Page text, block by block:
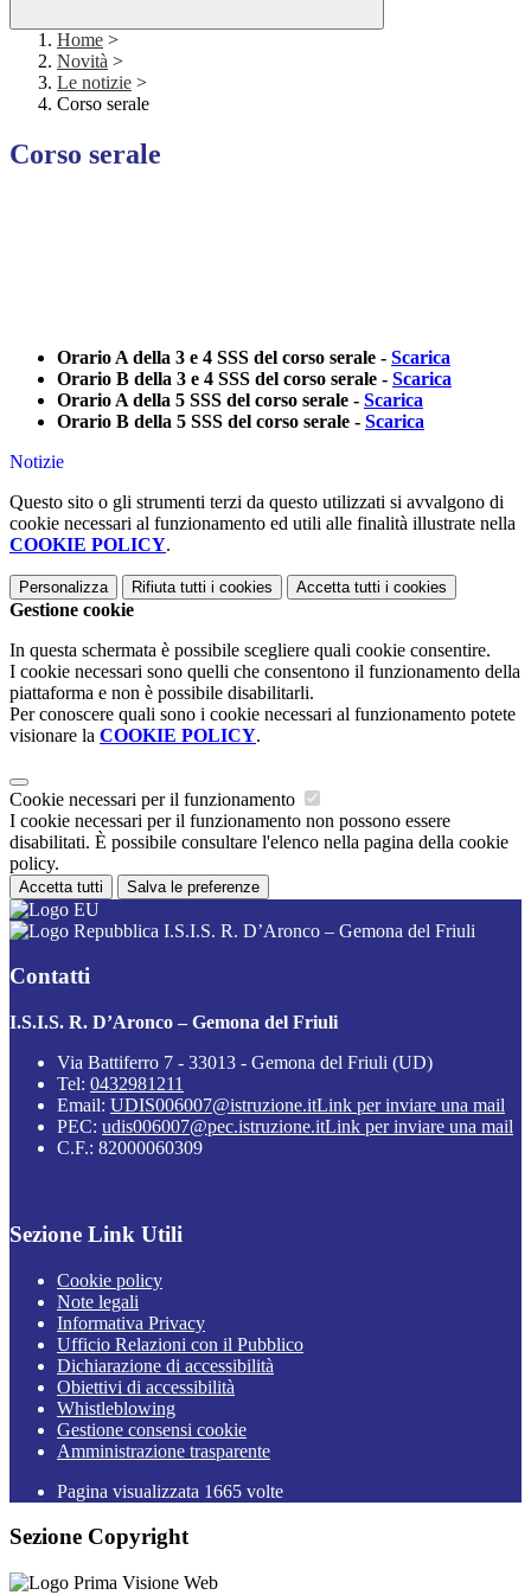
Home >
Novità >
Le notizie >
Corso serale
Corso serale
Orario A della 3 e 4 SSS del corso serale - Scarica
Orario B della 3 e 4 SSS del corso serale - Scarica
Orario A della 5 SSS del corso serale - Scarica
Orario B della 5 SSS del corso serale - Scarica
Notizie
Questo sito o gli strumenti terzi da questo utilizzati si avvalgono di
cookie necessari al funzionamento ed utili alle finalità illustrate nella
COOKIE POLICY.
Personalizza Rifiuta tutti i cookies Accetta tutti i cookies
Gestione cookie
In questa schermata è possibile scegliere quali cookie consentire.
I cookie necessari sono quelli che consentono il funzionamento della
piattaforma e non è possibile disabilitarli.
Per conoscere quali sono i cookie necessari al funzionamento potete
visionare la COOKIE POLICY.
Cookie necessari per il funzionamento
I cookie necessari per il funzionamento non possono essere
disabilitati. È possibile consultare l'elenco nella pagina della cookie
policy.
Accetta tutti Salva le preferenze
I.S.I.S. R. D’Aronco – Gemona del Friuli
Contatti
I.S.I.S. R. D’Aronco – Gemona del Friuli
Via Battiferro 7 - 33013 - Gemona del Friuli (UD)
Tel: 0432981211
Email: UDIS006007@istruzione.itLink per inviare una mail
PEC: udis006007@pec.istruzione.itLink per inviare una mail
C.F.: 82000060309
Sezione Link Utili
Cookie policy
Note legali
Informativa Privacy
Ufficio Relazioni con il Pubblico
Dichiarazione di accessibilità
Obiettivi di accessibilità
Whistleblowing
Gestione consensi cookie
Amministrazione trasparente
Pagina visualizzata 1665 volte
Sezione Copyright